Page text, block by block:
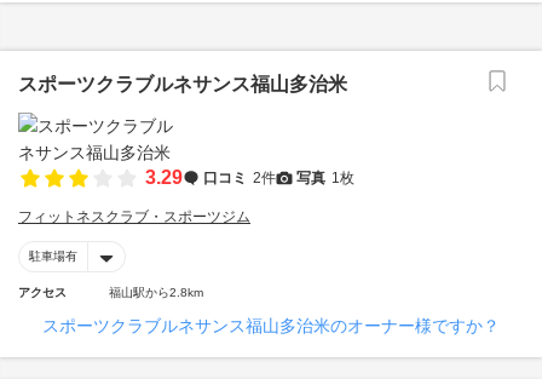
スポーツクラブルネサンス福山多治米
3.29 口コミ 2件 写真 1枚
フィットネスクラブ・スポーツジム
駐車場有
アクセス 福山駅から2.8km
スポーツクラブルネサンス福山多治米のオーナー様ですか？